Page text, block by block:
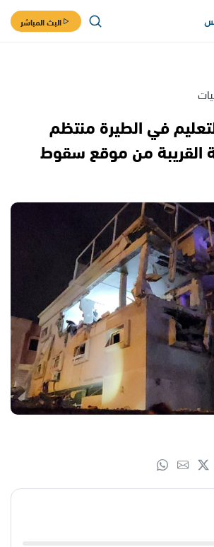
البث المباشر
في الطيرة منتظم
القريبة من موقع سقوط